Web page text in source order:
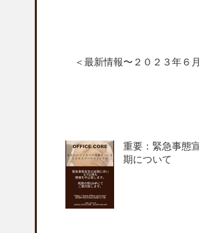
＜最新情報〜２０２３年６
重要：緊急事態
期について